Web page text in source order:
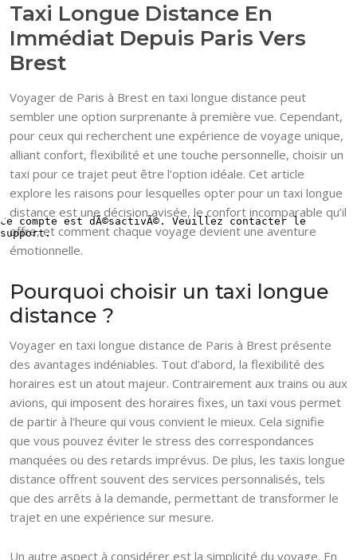
Taxi Longue Distance En
Immédiat Depuis Paris Vers
Brest
Voyager de Paris à Brest en taxi longue distance peut
sembler une option surprenante à première vue. Cependant,
pour ceux qui recherchent une expérience de voyage unique,
alliant confort, flexibilité et une touche personnelle, choisir un
taxi pour ce trajet peut être l’option idéale. Cet article
explore les raisons pour lesquelles opter pour un taxi longue
distance est une décision avisée, le confort incomparable qu’il
offre, et comment chaque voyage devient une aventure
émotionnelle.
Pourquoi choisir un taxi longue
distance ?
Voyager en taxi longue distance de Paris à Brest présente
des avantages indéniables. Tout d’abord, la flexibilité des
horaires est un atout majeur. Contrairement aux trains ou aux
avions, qui imposent des horaires fixes, un taxi vous permet
de partir à l’heure qui vous convient le mieux. Cela signifie
que vous pouvez éviter le stress des correspondances
manquées ou des retards imprévus. De plus, les taxis longue
distance offrent souvent des services personnalisés, tels
que des arrêts à la demande, permettant de transformer le
trajet en une expérience sur mesure.
Un autre aspect à considérer est la simplicité du voyage. En